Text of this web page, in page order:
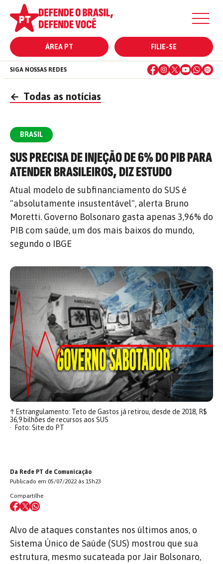
ÁREA PT FILIE-SE
SIGA NOSSAS REDES
← Todas as notícias
BRASIL
SUS PRECISA DE INJEÇÃO DE 6% DO PIB PARA
ATENDER BRASILEIROS, DIZ ESTUDO
Atual modelo de subfinanciamento do SUS é
"absolutamente insustentável", alerta Bruno
Moretti. Governo Bolsonaro gasta apenas 3,96% do
PIB com saúde, um dos mais baixos do mundo,
segundo o IBGE
↑Estrangulamento: Teto de Gastos já retirou, desde de 2018, R$
36,9 bilhões de recursos aos SUS
Foto: Site do PT
Da Rede PT de Comunicação
Publicado em 05/07/2022 às 15h23
Compartilhe
Alvo de ataques constantes nos últimos anos, o
Sistema Único de Saúde (SUS) mostrou que sua
estrutura, mesmo sucateada por Jair Bolsonaro,